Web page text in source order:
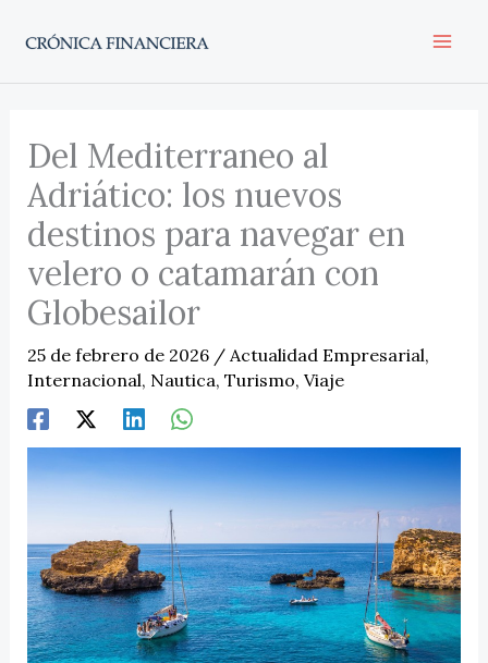
Del Mediterraneo al
Adriático: los nuevos
destinos para navegar en
velero o catamarán con
Globesailor
25 de febrero de 2026 / Actualidad Empresarial,
Internacional, Nautica, Turismo, Viaje